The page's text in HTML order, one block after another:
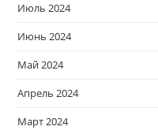
Июль 2024
Июнь 2024
Май 2024
Апрель 2024
Март 2024